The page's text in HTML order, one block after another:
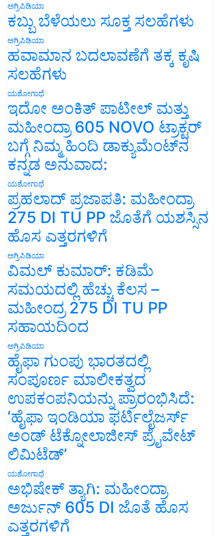
ಅಗ್ರಿಪಿಡಿಯಾ
ಕಬ್ಬು ಬೆಳೆಯಲು ಸೂಕ್ತ ಸಲಹೆಗಳು
ಅಗ್ರಿಪಿಡಿಯಾ
ಹವಾಮಾನ ಬದಲಾವಣೆಗೆ ತಕ್ಕ ಕೃಷಿ
ಸಲಹೆಗಳು
ಯಶೋಗಾಥೆ
ಇದೋ ಅಂಕಿತ್ ಪಾಟೀಲ್ ಮತ್ತು
ಮಹೀಂದ್ರಾ 605 NOVO ಟ್ರಾಕ್ಟರ್
ಬಗ್ಗೆ ನಿಮ್ಮ ಹಿಂದಿ ಡಾಕ್ಯುಮೆಂಟ್‌ನ
ಕನ್ನಡ ಅನುವಾದ:
ಯಶೋಗಾಥೆ
ಪ್ರಹಲಾದ್ ಪ್ರಜಾಪತಿ: ಮಹೀಂದ್ರಾ
275 DI TU PP ಜೊತೆಗೆ ಯಶಸ್ಸಿನ
ಹೊಸ ಎತ್ತರಗಳಿಗೆ
ಅಗ್ರಿಪಿಡಿಯಾ
ವಿಮಲ್ ಕುಮಾರ್: ಕಡಿಮೆ
ಸಮಯದಲ್ಲಿ ಹೆಚ್ಚು ಕೆಲಸ –
ಮಹೀಂದ್ರ 275 DI TU PP
ಸಹಾಯದಿಂದ
ಅಗ್ರಿಪಿಡಿಯಾ
ಹೈಫಾ ಗುಂಪು ಭಾರತದಲ್ಲಿ
ಸಂಪೂರ್ಣ ಮಾಲೀಕತ್ವದ
ಉಪಕಂಪನಿಯನ್ನು ಪ್ರಾರಂಭಿಸಿದೆ:
‘ಹೈಫಾ ಇಂಡಿಯಾ ಫರ್ಟಿಲೈಜರ್ಸ್
ಅಂಡ್ ಟೆಕ್ನೋಲಾಜೀಸ್ ಪ್ರೈವೇಟ್
ಲಿಮಿಟೆಡ್’
ಯಶೋಗಾಥೆ
ಅಭಿಷೇಕ್ ತ್ಯಾಗಿ: ಮಹೀಂದ್ರಾ
ಅರ್ಜುನ್ 605 DI ಜೊತೆ ಹೊಸ
ಎತ್ತರಗಳಿಗೆ